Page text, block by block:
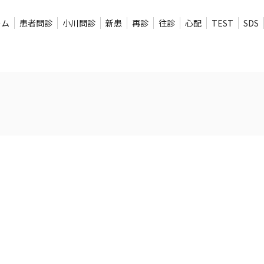
患者問診 小川問診 新患 再診 往診 心配 TEST SDS